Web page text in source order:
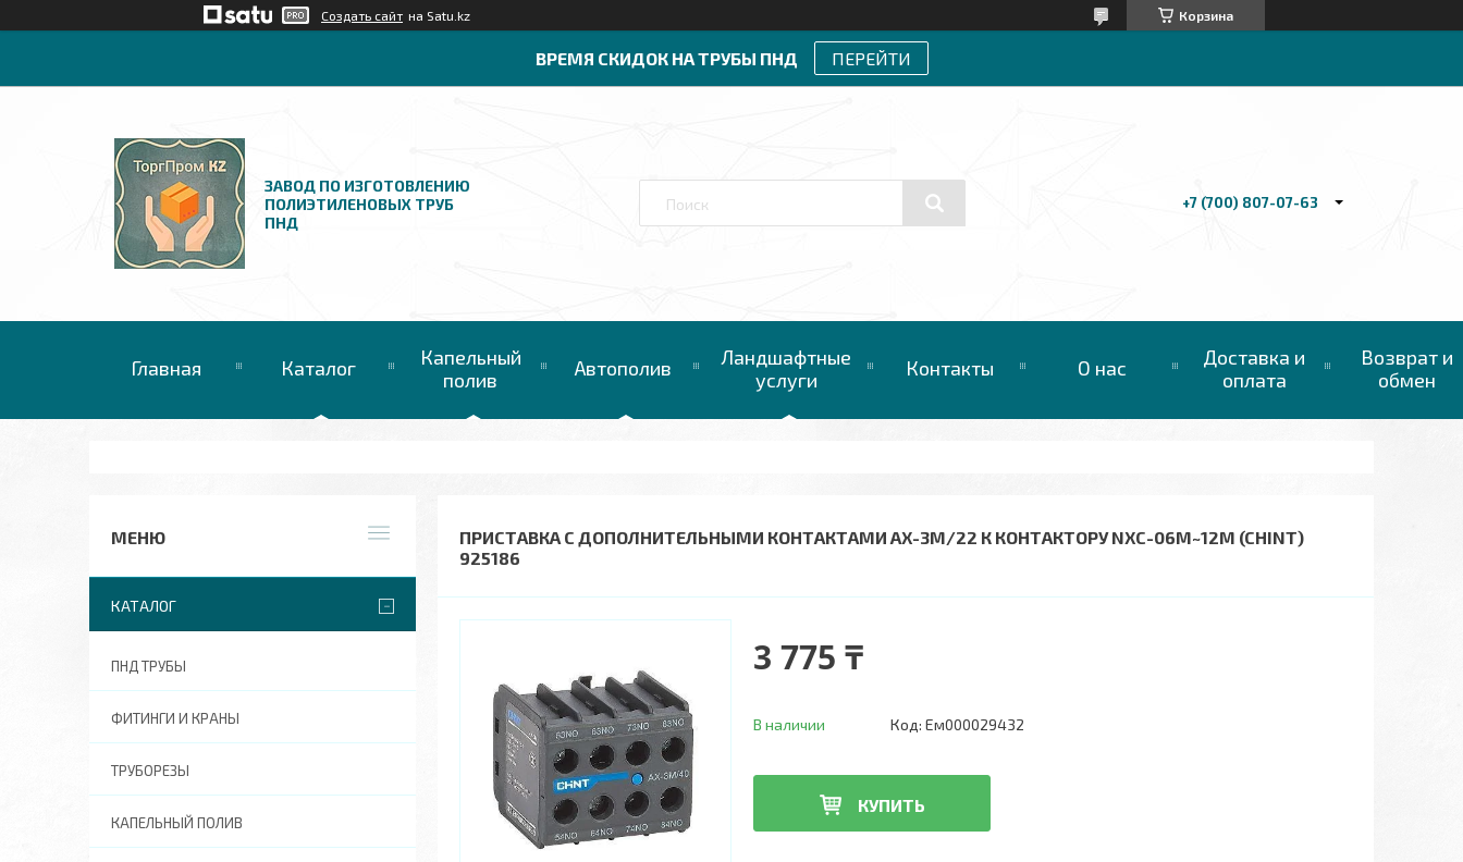
Создать сайт на Satu.kz Корзина
ВРЕМЯ СКИДОК НА ТРУБЫ ПНД ПЕРЕЙТИ
ЗАВОД ПО ИЗГОТОВЛЕНИЮ
ПОЛИЭТИЛЕНОВЫХ ТРУБ
ПНД
+7 (700) 807-07-63
Главная Каталог
Капельный
полив
Автополив
Ландшафтные
услуги
Контакты О нас
Доставка и
оплата
Возврат и
обмен
ПРИСТАВКА С ДОПОЛНИТЕЛЬНЫМИ КОНТАКТАМИ AX-3M/22 К КОНТАКТОРУ NXC-06M~12M (CHINT)
925186
3 775 ₸
В наличии Код: Ем000029432
КУПИТЬ
КАТАЛОГ
ПНД ТРУБЫ
ФИТИНГИ И КРАНЫ
ТРУБОРЕЗЫ
КАПЕЛЬНЫЙ ПОЛИВ